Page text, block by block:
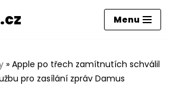
Menu
» Apple po třech zamítnutích schválil
pro zasílání zpráv Damus